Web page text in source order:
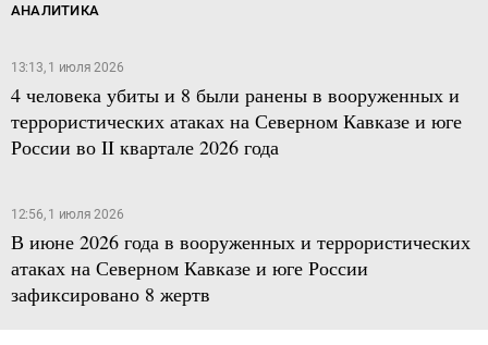
АНАЛИТИКА
13:13, 1 июля 2026
4 человека убиты и 8 были ранены в вооруженных и
террористических атаках на Северном Кавказе и юге
России во II квартале 2026 года
12:56, 1 июля 2026
В июне 2026 года в вооруженных и террористических
атаках на Северном Кавказе и юге России
зафиксировано 8 жертв